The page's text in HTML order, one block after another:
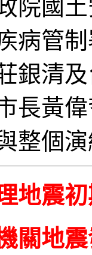
院國
病管
銀清
長黃
整個
地震
關地